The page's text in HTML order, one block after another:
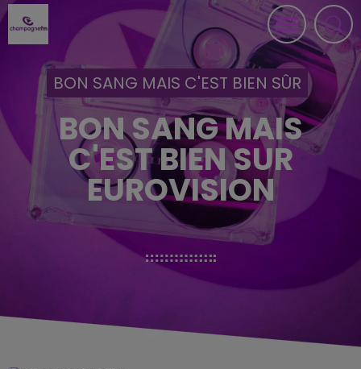
BON SANG MAIS C'EST BIEN SÛR
BON SANG MAIS
C'EST BIEN SUR
EUROVISION